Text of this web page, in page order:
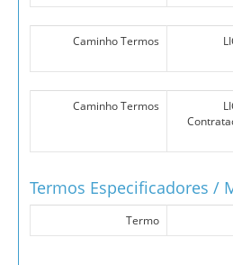
Caminho Termos
Caminho Termos
Termos Especificadores /
Termo